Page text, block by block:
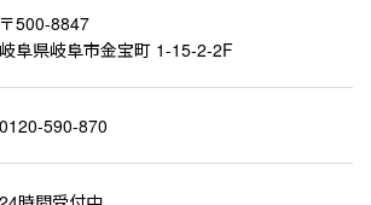
〒500-8847
岐阜県岐阜市金宝町 1-15-2-2F
0120-590-870